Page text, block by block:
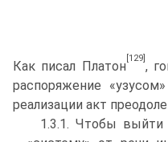
Как писал Платон
[129]
,
распоряжение
реализации акт
1.3.1. Чтобы выйти